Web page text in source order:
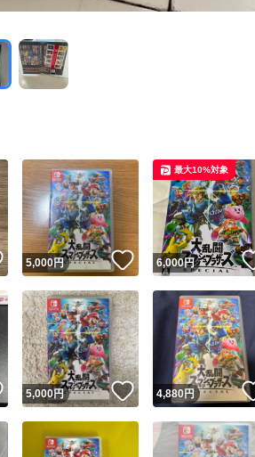
いいね！
5,000円 いいね！
6,000円
最大10%対象
いいね！
5,000円 いいね！
4,880円